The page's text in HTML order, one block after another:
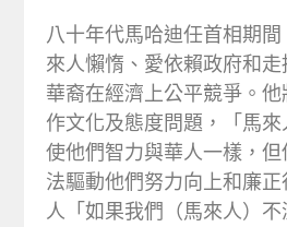
八十年代馬哈迪任首相期
來人懶惰、愛依賴政府和
華裔在經濟上公平競爭。
作文化及態度問題，「馬
使他們智力與華人一樣，
法驅動他們努力向上和廉
人「如果我們（馬來人）